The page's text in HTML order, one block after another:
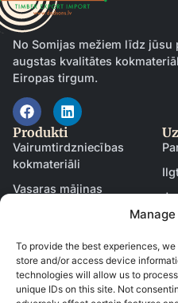
To provide the best experiences,
store and/or access device
technologies will allow us to
unique IDs on this site. Not
No Somijas mežiem līdz jūsu
augstas kvalitātes
Eiropas tirgum.
Produkti
Vairumtirdzniecības
kokmateriāli
Vasaras mājiņas
Durvis un logi
Resursi
Lejupielādes un katalogi